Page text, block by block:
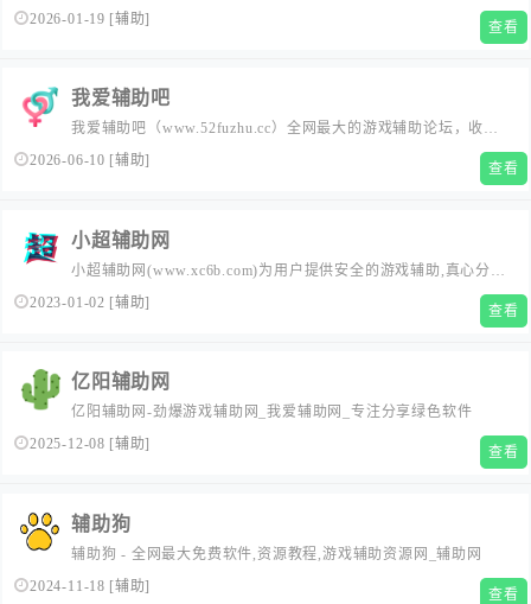
网最新最优质的游戏辅助外挂资源网,每日发布超多实用软件,破解
2026-01-19 [辅助] 查看
我爱辅助吧
我爱辅助吧（www.52fuzhu.cc）全网最大的游戏辅助论坛，收集
科学刀,真牛论坛等热门游戏辅助，分享各类软件免费游戏教程教
2026-06-10 [辅助] 查看
小超辅助网
小超辅助网(www.xc6b.com)为用户提供安全的游戏辅助,真心分享
我爱辅助网,678辅助网,游戏辅助,的绿色软件平台。
2023-01-02 [辅助] 查看
亿阳辅助网
亿阳辅助网-劲爆游戏辅助网_我爱辅助网_专注分享绿色软件
2025-12-08 [辅助] 查看
辅助狗
辅助狗 - 全网最大免费软件,资源教程,游戏辅助资源网_辅助网
2024-11-18 [辅助] 查看